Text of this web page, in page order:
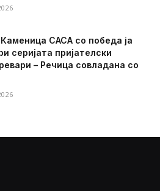
САСА со победа ја
серијата пријателски
– Речица совладана со